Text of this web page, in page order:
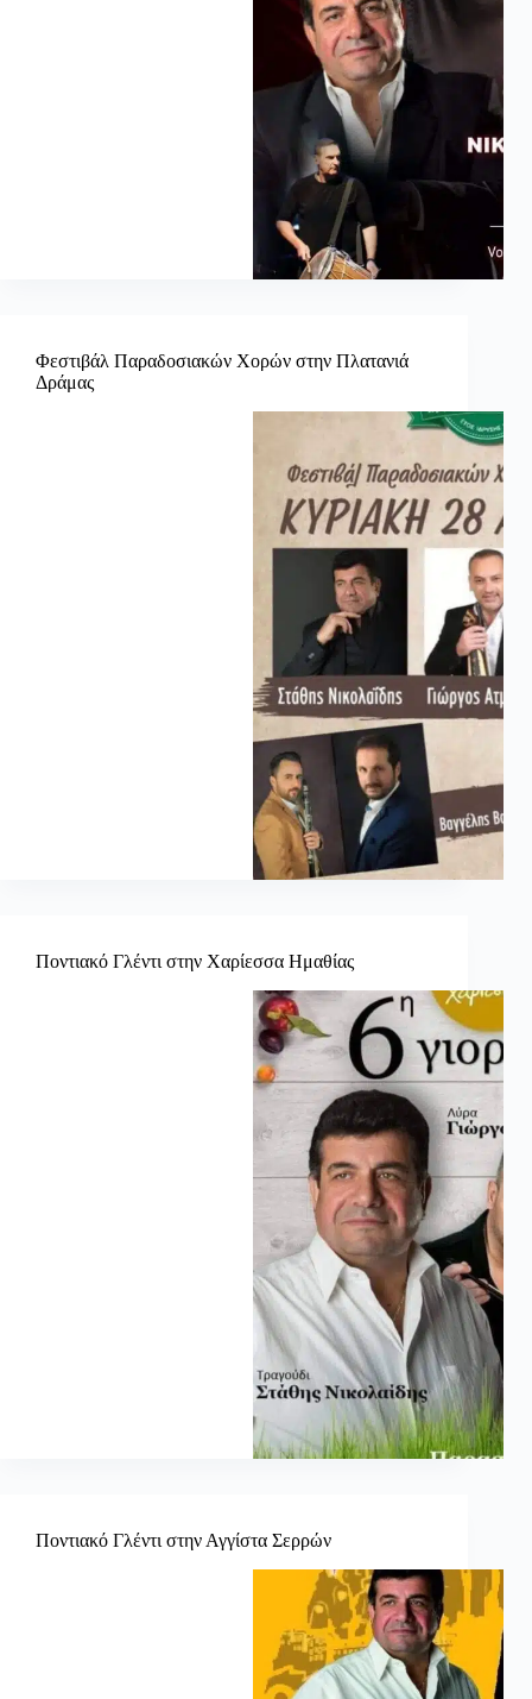
Φεστιβάλ Παραδοσιακών Χορών στην Πλατανιά
Δράμας
Ποντιακό Γλέντι στην Χαρίεσσα Ημαθίας
Ποντιακό Γλέντι στην Αγγίστα Σερρών